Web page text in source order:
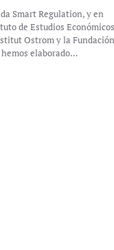
Smart Regulation, y en
de Estudios
Ostrom y la
elaborado…